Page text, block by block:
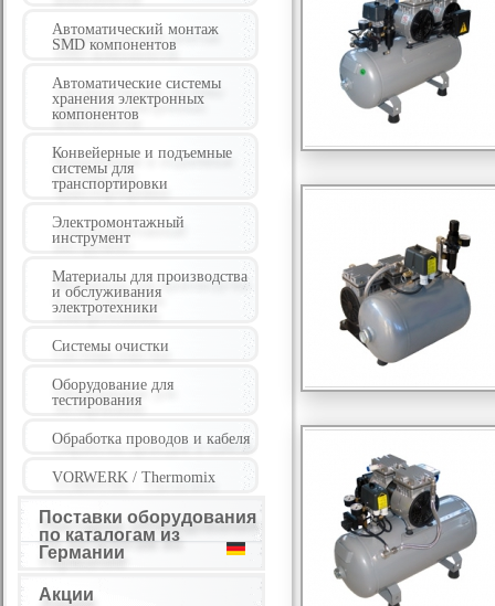
Автоматический монтаж
SMD компонентов
Автоматические системы
хранения электронных
компонентов
Конвейерные и подъемные
системы для
транспортировки
Электромонтажный
инструмент
Материалы для производства
и обслуживания
электротехники
Системы очистки
Оборудование для
тестирования
Обработка проводов и кабеля
VORWERK / Thermomix
Поставки оборудования
по каталогам из
Германии
Акции